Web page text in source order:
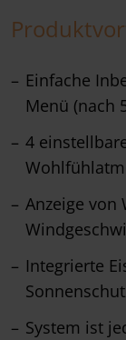
Einfache
Menü (nach
4
Anzeige von
Integrierte
System ist